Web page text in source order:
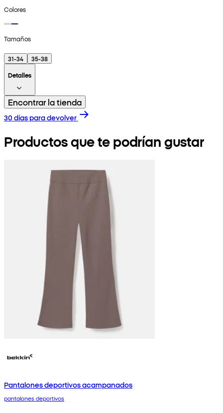
Colores
Tamaños
31-34
35-38
Detalles
Encontrar la tienda
30 días para devolver
Productos que te podrían gustar
Pantalones deportivos acampanados
pantalones deportivos